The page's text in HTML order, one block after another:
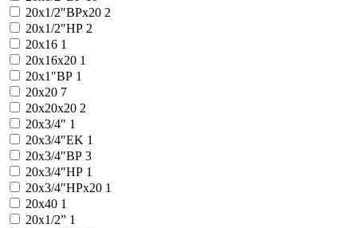
20x1/2″ВРx20 2
20x1/2″НР 2
20x16 1
20x16x20 1
20x1″ВР 1
20x20 7
20x20x20 2
20x3/4″ 1
20x3/4″EK 1
20x3/4″ВР 3
20x3/4″НР 1
20x3/4″НРx20 1
20x40 1
20х1/2” 1